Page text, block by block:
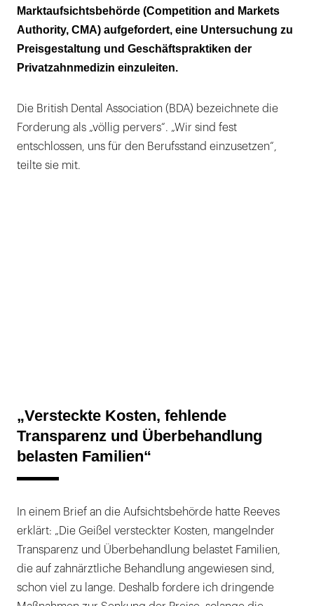
„Privatzahnmedizin muss nach
Marktprinzipien funktionieren!“
„Defizitäre NHS-Leistungen gelingen nur
Aufträgen“
Marktaufsichtsbehörde (Competition and Markets
Authority, CMA) aufgefordert, eine Untersuchung zu
Preisgestaltung und Geschäftspraktiken der
Privatzahnmedizin einzuleiten.
Die British Dental Association (BDA) bezeichnete die
Forderung als „völlig pervers“. „Wir sind fest
entschlossen, uns für den Berufsstand einzusetzen“,
teilte sie mit.
„Versteckte Kosten, fehlende
Transparenz und Überbehandlung
belasten Familien“
In einem Brief an die Aufsichtsbehörde hatte Reeves
erklärt: „Die Geißel versteckter Kosten, mangelnder
Transparenz und Überbehandlung belastet Familien,
die auf zahnärztliche Behandlung angewiesen sind,
schon viel zu lange. Deshalb fordere ich dringende